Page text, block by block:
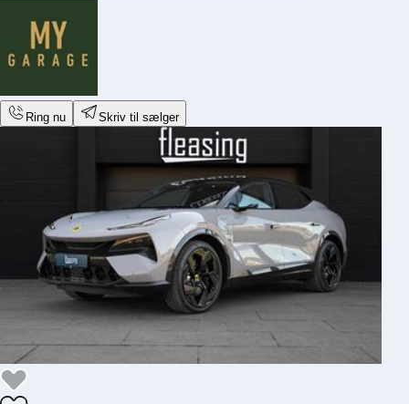
Ring nu Skriv til sælger